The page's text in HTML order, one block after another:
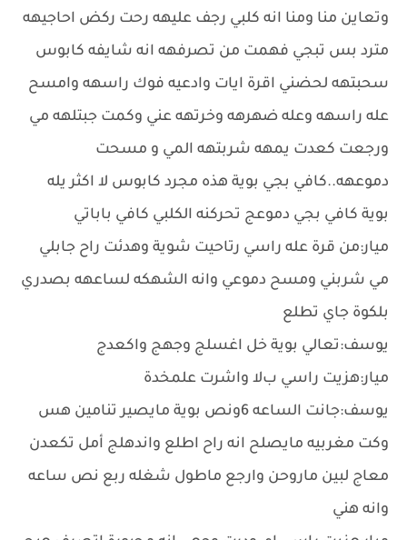
وتعاين منا ومنا انه كلبي رجف عليهه رحت ركض احاجيهه
مترد بس تبجي فهمت من تصرفهه انه شايفه كابوس
سحبتهه لحضني اقرة ايات وادعيه فوك راسهه وامسح
عله راسهه وعله ضهرهه وخرتهه عني وكمت جبتلهه مي
ورجعت كعدت يمهه شربتهه المي و مسحت
دموعهه..كافي بجي بوية هذه مجرد كابوس ﻻ اكثر يله
بوية كافي بجي دموعج تحركنه الكلبي كافي باباتي
ميار:من قرة عله راسي رتاحيت شوية وهدئت راح جابلي
مي شربني ومسح دموعي وانه الشهكه لساعهه بصدري
بلكوة جاي تطلع
يوسف:تعالي بوية خل اغسلج وجهج واكعدج
ميار:هزيت راسي بﻻ واشرت علمخدة
يوسف:جانت الساعه 6ونص بوية مايصير تنامين هس
وكت مغربيه مايصلح انه راح اطلع واندهلج أمل تكعدن
معاج لبين ماروحن وارجع ماطول شغله ربع نص ساعه
وانه هني